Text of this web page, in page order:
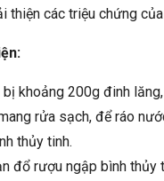
thiện các triệu chứng
bị khoảng 200g đinh
rửa sạch, để ráo
thủy tinh.
đổ rượu ngập bình thủy